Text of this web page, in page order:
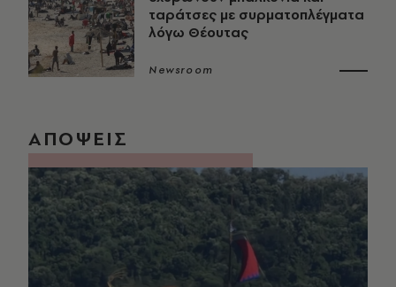
ταράτσες με συρματοπλέγματα
λόγω Θέουτας
Newsroom
ΑΠΟΨΕΙΣ